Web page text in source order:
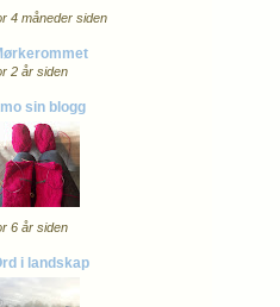
4 måneder siden
2 år siden
sin blogg
6 år siden
i landskap